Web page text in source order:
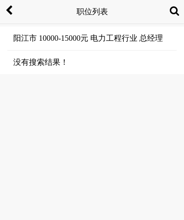
职位列表
阳江市 10000-15000元 电力工程行业 总经理
没有搜索结果！